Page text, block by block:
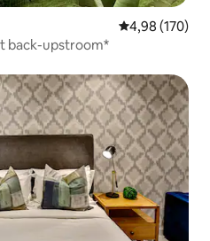
Gemiddelde
4,98 (170)
back-upstroom*